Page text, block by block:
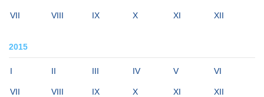
VII VIII IX X XI XII
2015
I II III IV V VI
VII VIII IX X XI XII